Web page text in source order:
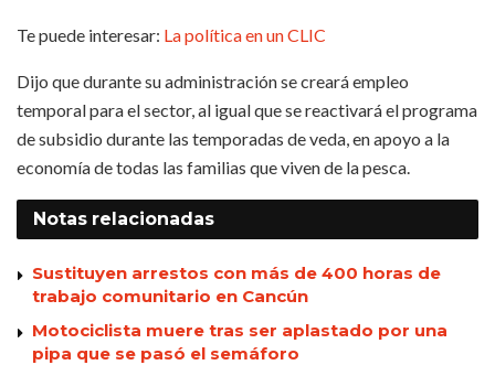
Te puede interesar: La política en un CLIC
Dijo que durante su administración se creará empleo
temporal para el sector, al igual que se reactivará el programa
de subsidio durante las temporadas de veda, en apoyo a la
economía de todas las familias que viven de la pesca.
Notas relacionadas
Sustituyen arrestos con más de 400 horas de
trabajo comunitario en Cancún
Motociclista muere tras ser aplastado por una
pipa que se pasó el semáforo